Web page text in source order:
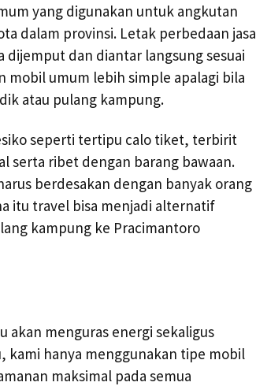
yang digunakan untuk angkutan
dalam provinsi. Letak perbedaan jasa
dan diantar langsung sesuai
mobil umum lebih simple apalagi bila
atau pulang kampung.
seperti tertipu calo tiket, terbirit
serta ribet dengan barang bawaan.
berdesakan dengan banyak orang
itu travel bisa menjadi alternatif
kampung ke Pracimantoro
akan menguras energi sekaligus
kami hanya menggunakan tipe mobil
maksimal pada semua